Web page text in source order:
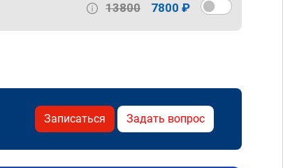
13800 7800 ₽
Записаться Задать вопрос